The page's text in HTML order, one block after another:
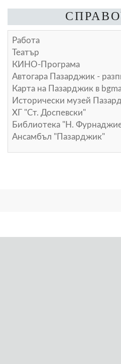
Работа
Театър
КИНО-Програма
Автогара Пазарджик -
Карта на Пазарджик в
Исторически музей
ХГ "Ст. Доспевски"
Библиотека "Н.
Ансамбъл "Пазарджик"